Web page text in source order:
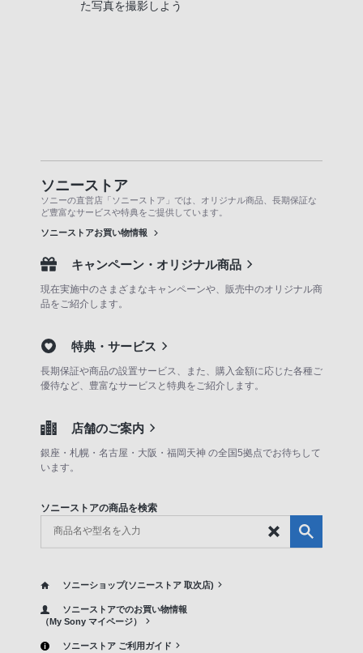
た写真を撮影しよう
ソニーストア
ソニーの直営店「ソニーストア」では、オリジナル商品、長期保証な
ど豊富なサービスや特典をご提供しています。
ソニーストアお買い物情報
キャンペーン・オリジナル商品
現在実施中のさまざまなキャンペーンや、販売中のオリジナル商
品をご紹介します。
特典・サービス
長期保証や商品の設置サービス、また、購入金額に応じた各種ご
優待など、豊富なサービスと特典をご紹介します。
店舗のご案内
銀座・札幌・名古屋・大阪・福岡天神 の全国5拠点でお待ちして
います。
ソニーストアの商品を検索
ソニーショップ(ソニーストア 取次店)
ソニーストアでのお買い物情報
（My Sony マイページ）
ソニーストア ご利用ガイド